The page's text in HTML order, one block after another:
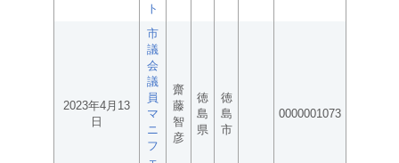
ト
2023年4月13
日
市
議
会
議
員
マ
ニ
フ
齋
藤
智
彦
徳
島
県
徳
島
市
0000001073